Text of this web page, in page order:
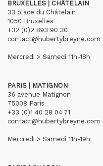
BRUXELLES | CHÂTELAIN
33 place du Châtelain
1050 Bruxelles
+32 (0)2 893 90 30
contact@hubertybreyne.com
Mercredi > Samedi 11h-18h
PARIS | MATIGNON
36 avenue Matignon
75008 Paris
+33 (0)1 40 28 04 71
contact@hubertybreyne.com
Mercredi > Samedi 11h-19h